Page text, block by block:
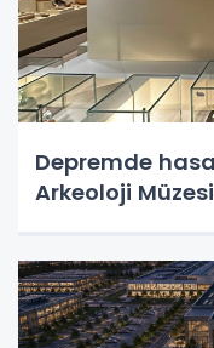
Depremde
Arkeoloji